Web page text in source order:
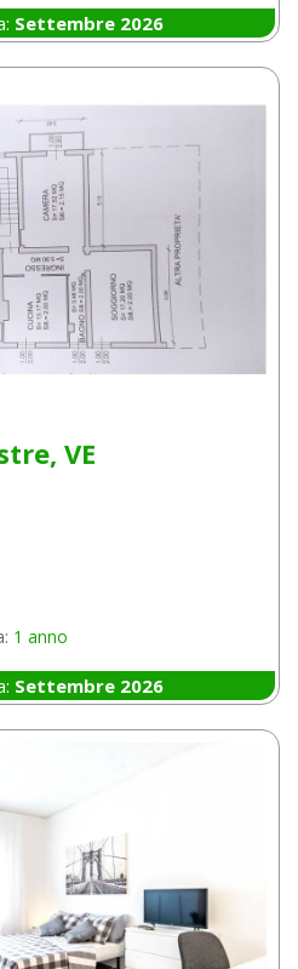
Settembre 2026
VE
1 anno
Settembre 2026